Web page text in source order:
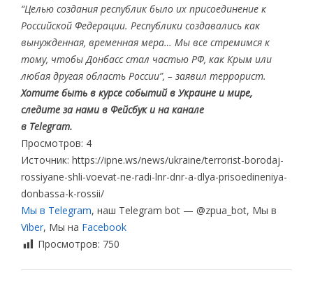
“Целью создания республик было их присоединение к
Российской Федерации. Республики создавались как
вынужденная, временная мера… Мы все стремимся к
тому, чтобы Донбасс стал частью РФ, как Крым или
любая другая область России”, – заявил террорист.
Хотите быть в курсе событий в Украине и мире,
следите за нами в Фейсбук и на канале
в Telegram.
Просмотров: 4
Источник: https://ipne.ws/news/ukraine/terrorist-borodaj-
rossiyane-shli-voevat-ne-radi-lnr-dnr-a-dlya-prisoedineniya-
donbassa-k-rossii/
Мы в Telegram, наш Telegram bot — @zpua_bot, Мы в
Viber, Мы на Facebook
Просмотров: 750